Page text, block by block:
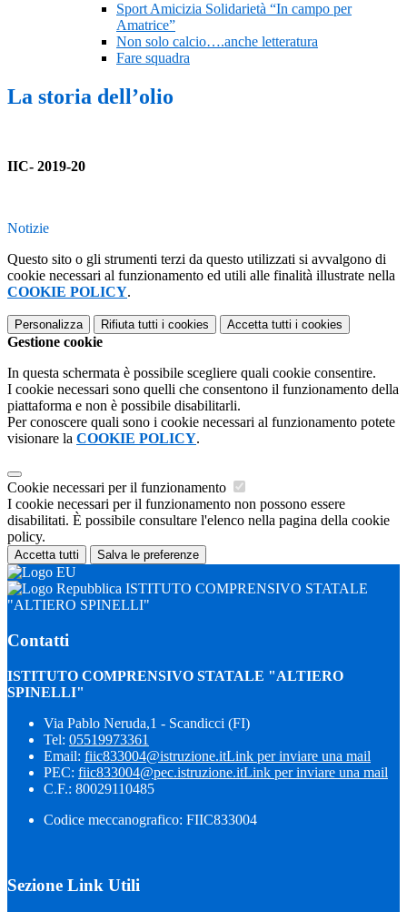
Sport Amicizia Solidarietà “In campo per
Amatrice”
Non solo calcio….anche letteratura
Fare squadra
La storia dell’olio
IIC- 2019-20
Notizie
Questo sito o gli strumenti terzi da questo utilizzati si avvalgono di
cookie necessari al funzionamento ed utili alle finalità illustrate nella
COOKIE POLICY.
Personalizza Rifiuta tutti i cookies Accetta tutti i cookies
Gestione cookie
In questa schermata è possibile scegliere quali cookie consentire.
I cookie necessari sono quelli che consentono il funzionamento della
piattaforma e non è possibile disabilitarli.
Per conoscere quali sono i cookie necessari al funzionamento potete
visionare la COOKIE POLICY.
Cookie necessari per il funzionamento
I cookie necessari per il funzionamento non possono essere
disabilitati. È possibile consultare l'elenco nella pagina della cookie
policy.
Accetta tutti Salva le preferenze
ISTITUTO COMPRENSIVO STATALE
"ALTIERO SPINELLI"
Contatti
ISTITUTO COMPRENSIVO STATALE "ALTIERO
SPINELLI"
Via Pablo Neruda,1 - Scandicci (FI)
Tel: 05519973361
Email: fiic833004@istruzione.itLink per inviare una mail
PEC: fiic833004@pec.istruzione.itLink per inviare una mail
C.F.: 80029110485
Codice meccanografico: FIIC833004
Sezione Link Utili